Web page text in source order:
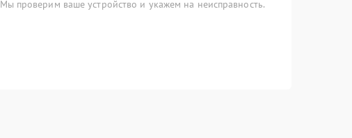
Мы проверим ваше устройство и укажем на неисправность.